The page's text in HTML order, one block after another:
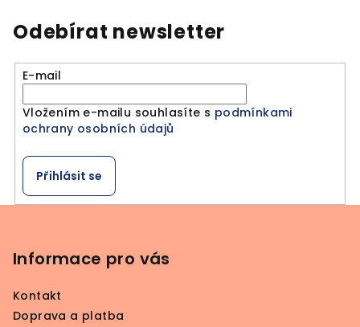
Odebírat newsletter
E-mail
Vložením e-mailu souhlasíte s podmínkami
ochrany osobních údajů
Přihlásit se
Informace pro vás
Kontakt
Doprava a platba